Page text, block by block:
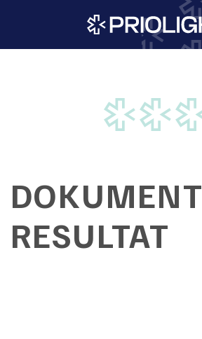
DOKUMENT
RESULTAT